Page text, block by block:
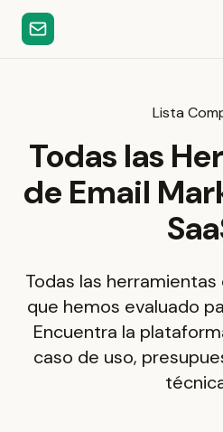
Lista
Todas las
de Email
Todas las
que hemos evaluado
Encuentra la
caso de uso,